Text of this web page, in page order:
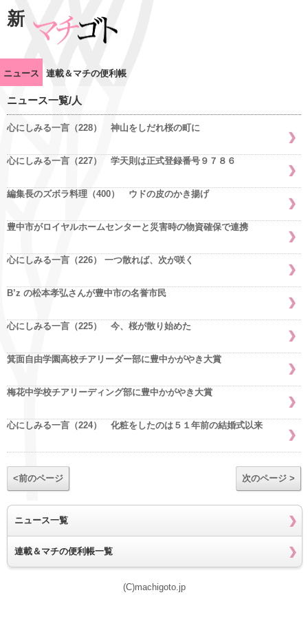
新
ニュース 連載＆マチの便利帳
ニュース一覧/人
心にしみる一言（228） 神山をしだれ桜の町に
心にしみる一言（227） 学天則は正式登録番号９７８６
編集長のズボラ料理（400） ウドの皮のかき揚げ
豊中市がロイヤルホームセンターと災害時の物資確保で連携
心にしみる一言（226） 一つ散れば、次が咲く
B’z の松本孝弘さんが豊中市の名誉市民
心にしみる一言（225） 今、桜が散り始めた
箕面自由学園高校チアリーダー部に豊中かがやき大賞
梅花中学校チアリーディング部に豊中かがやき大賞
心にしみる一言（224） 化粧をしたのは５１年前の結婚式以来
<前のページ 次のページ >
ニュース一覧
連載＆マチの便利帳一覧
(C)machigoto.jp